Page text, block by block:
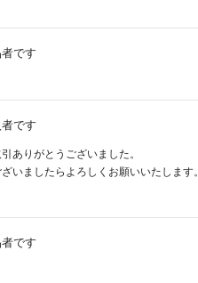
です
です
ありがとうございました。
いましたらよろしくお願いいたします。
です